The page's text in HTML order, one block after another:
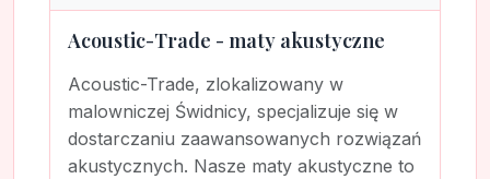
Acoustic-Trade - maty akustyczne
Acoustic-Trade, zlokalizowany w
malowniczej Świdnicy, specjalizuje się w
dostarczaniu zaawansowanych rozwiązań
akustycznych. Nasze maty akustyczne to